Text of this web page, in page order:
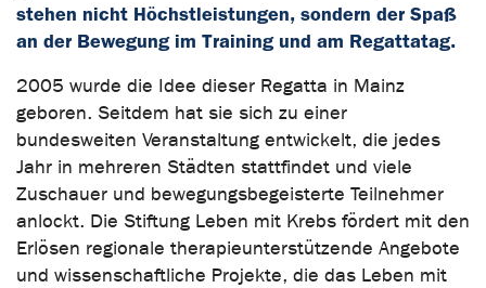
stehen nicht Höchstleistungen, sondern der Spaß
an der Bewegung im Training und am Regattatag.
2005 wurde die Idee dieser Regatta in Mainz
geboren. Seitdem hat sie sich zu einer
bundesweiten Veranstaltung entwickelt, die jedes
Jahr in mehreren Städten stattfindet und viele
Zuschauer und bewegungsbegeisterte Teilnehmer
anlockt. Die Stiftung Leben mit Krebs fördert mit den
Erlösen regionale therapieunterstützende Angebote
und wissenschaftliche Projekte, die das Leben mit